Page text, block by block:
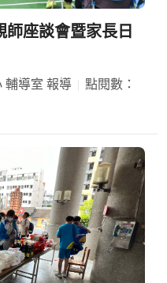
座談會暨家長日
輔導室 報導
點閱數：